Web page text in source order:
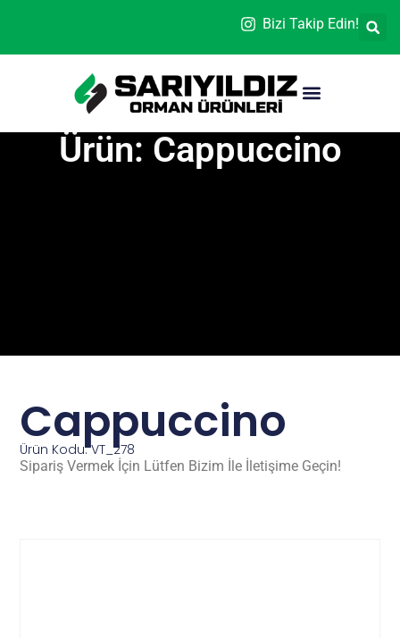
Bizi Takip Edin!
Ürün: Cappuccino
Cappuccino
Ürün Kodu: VT_278
Sipariş Vermek İçin Lütfen Bizim İle İletişime Geçin!